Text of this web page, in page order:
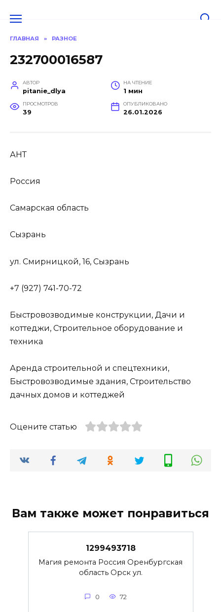
ГЛАВНАЯ » РАЗНОЕ
232700016587
АВТОР
pitanie_dlya
НА ЧТЕНИЕ
1 мин
ПРОСМОТРОВ
39
ОПУБЛИКОВАНО
26.01.2026
АНТ
Россия
Самарская область
Сызрань
ул. Смирницкой, 16, Сызрань
+7 (927) 741-70-72
Быстровозводимые конструкции, Дачи и
коттеджи, Строительное оборудование и
техника
Аренда строительной и спецтехники,
Быстровозводимые здания, Строительство
дачных домов и коттеджей
Оцените статью
Вам также может понравиться
1299493718
Магия ремонта Россия Оренбургская
область Орск ул.
0 72